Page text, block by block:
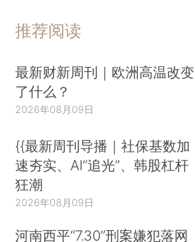
推荐阅读
最新财新周刊｜欧洲高温改变
了什么？
2026年08月09日
{{最新周刊导播｜社保基数加
速夯实、AI“追光”、韩股杠杆
狂潮
2026年08月09日
河南西平“7.30”刑案嫌犯落网